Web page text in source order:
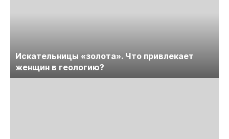
Искательницы «золота». Что привлекает
женщин в геологию?